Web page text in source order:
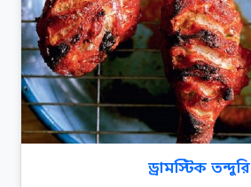
ড্রামস্টিক তন্দুরি